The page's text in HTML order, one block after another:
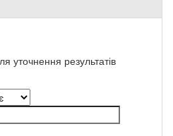
уточнення результатів